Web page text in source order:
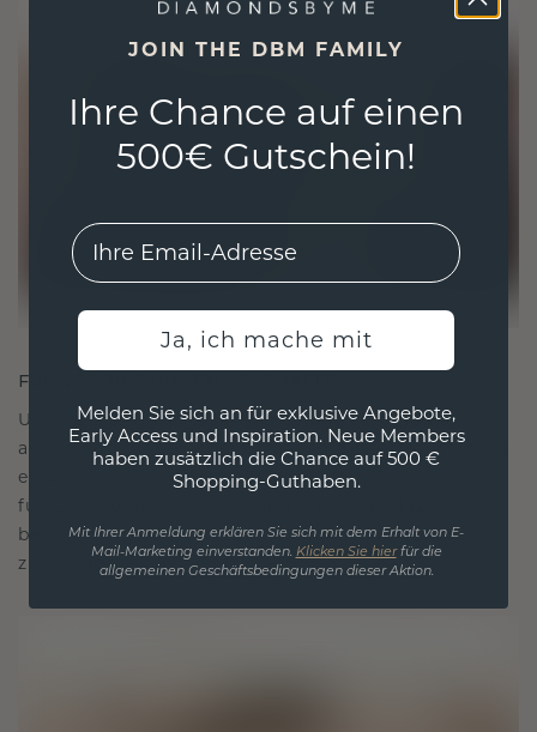
FÜR VERBINDUNGEN GESCHAFFEN
Unsere Designphilosophie ist auf Verbindung
ausgelegt, wobei jedes Stück so gestaltet ist, dass
es die Zeit überdauert. Es wird zu Ihrem Symbol
für Liebe und wertvolle Momente, das dazu
bestimmt ist, für immer getragen und geschätzt
zu werden.
JOIN THE DBM FAMILY
Ihre Chance auf einen
500€ Gutschein!
EMail
Ja, ich mache mit
Melden Sie sich an für exklusive Angebote,
Early Access und Inspiration. Neue Members
haben zusätzlich die Chance auf 500 €
Shopping-Guthaben.
Mit Ihrer Anmeldung erklären Sie sich mit dem Erhalt von E-
Mail-Marketing einverstanden. Klicken Sie hierfür die
allgemeinen Geschäftsbedingungen dieser Aktion.